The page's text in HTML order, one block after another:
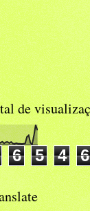
de
6 5 4 6